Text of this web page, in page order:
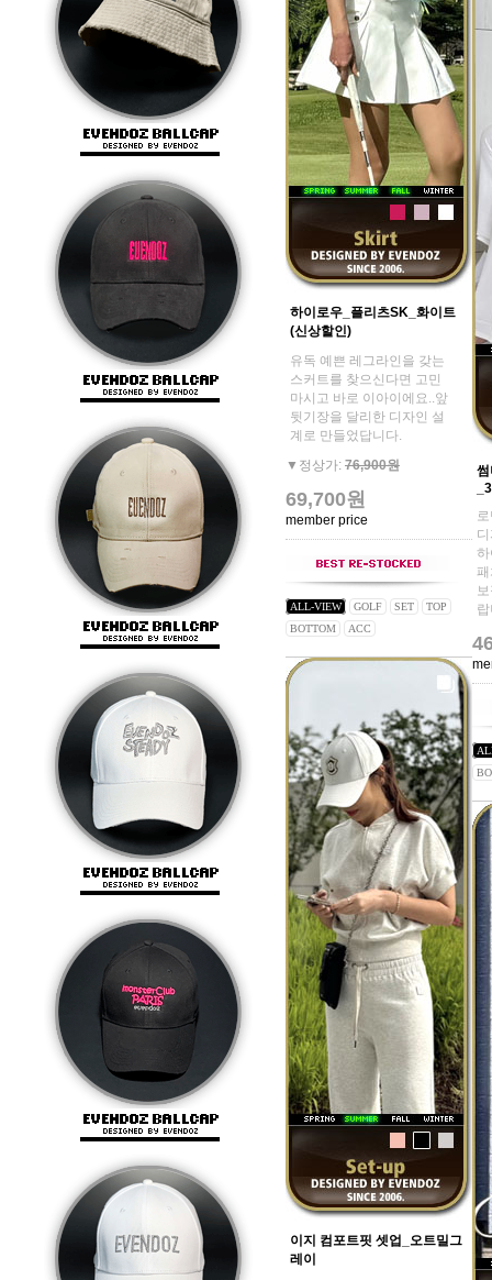
하이로우_플리츠SK_화이트
(신상할인)
유독 예쁜 레그라인을 갖는
스커트를 찾으신다면 고민
마시고 바로 이아이에요..앞
뒷기장을 달리한 디자인 설
계로 만들었답니다.
▼정상가: 76,900원
69,700원
member price
ALL-VIEW GOLF SET
TOP
BOTTOM
ACC
이지 컴포트핏 셋업_오트밀그
레이